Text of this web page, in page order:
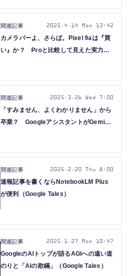
カメラバーよ、さらば。Pixel 9aは『買
い』か？ Proと比較して見えた実力
2025.4.14 Mon 13:42
「すみません、よくわかりません」から
卒業？ GoogleアシスタントがGemini
2025.3.26 Wed 7:00
速報記事を書くならNotebookLM Plus
が便利（Google Tales）
2025.2.20 Thu 8:00
GoogleのAIトップが語るAGIへの遠い道
のりと「AIの欺瞞」（Google Tales）
2025.1.27 Mon 10:47